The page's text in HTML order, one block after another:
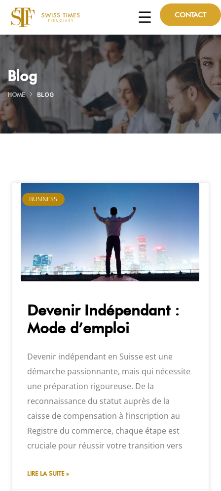
CONTACT
Blog
HOME BLOG
BUSINESS
Devenir Indépendant :
Mode d’emploi
Devenir indépendant en Suisse est une
démarche passionnante, mais qui nécessite
une préparation rigoureuse. De la
reconnaissance du statut auprès de la
caisse de compensation à l’inscription au
Registre du commerce, chaque étape est
cruciale pour réussir votre transition vers
LIRE LA SUITE »